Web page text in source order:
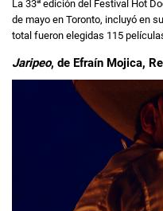
La 33 edición del Festival Hot
de mayo en Toronto, incluyó en
total fueron elegidas 115
Jaripeo, de Efraín Mojica,